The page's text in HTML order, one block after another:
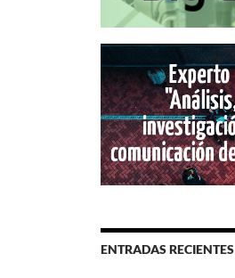
ENTRADAS RECIENTES